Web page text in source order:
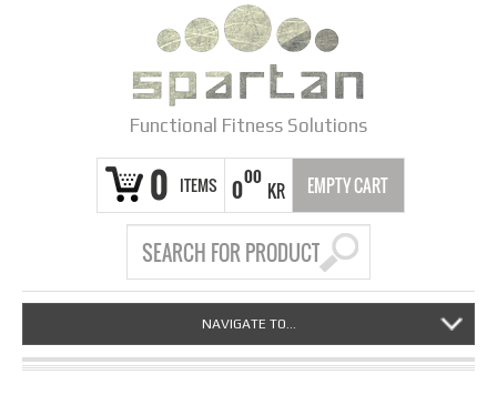
Functional Fitness Solutions
0 ITEMS 000
KR EMPTY CART
NAVIGATE TO...